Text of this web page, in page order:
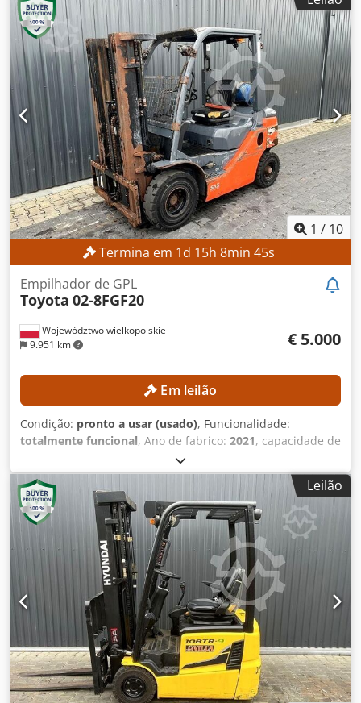
Válvulas hidráulicas: 3.ª/4.ª válvula Horas de
funcionamento: 1.398 h EQUIPAMENTO Deslizador lateral
Posicionador de garfos Carregador incluído Referência
externa: SL13606SP
1 / 10
Termina em 1d 15h 8min 42s
Województwo wielkopolskie
9.951 km
Empilhador de GPL
Toyota 02-8FGF20
€ 5.000
Em leilão
Condição: pronto a usar (usado), Funcionalidade:
totalmente funcional, Ano de fabrico: 2021, capacidade de
, altura de elevação:
livre:1.330 mm, tipo de mastro:triplex, altura de
construção:
1.975 mm
, Sem preço mínimo – venda
garantida ao maior lance! DETALHES TÉCNICOS
Capacidade de carga: 2.000 kg Altura de elevação: 4.300
mm Elevação livre: 1.330 mm Altura total: 1.975 mm
DETALHES DA MÁQUINA Djdpfxozrgdde Ahvewa Tipo de
combustível: Gás Tipo de mastro: Triplex Classe ISO: 2
Intervalo de capacidade de carga da classe ISO 2: 1.000–
2.500 kg EQUIPAMENTO 3.ª válvula Referência externa:
SL15670SLO
Leilão